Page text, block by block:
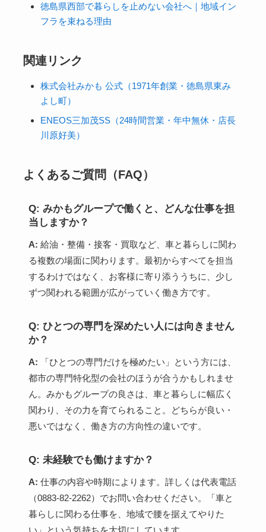
徳島県西部で暮らしを止めない会社へ｜地域イン
フラを束ねる理由
関連リンク
株式会社みかも 公式（1971年創業・徳島県東み
よし町）
ENEOS三加茂SS（24時間営業・年中無休・店長
川原好美）
よくあるご質問（FAQ）
Q: みかもグループで働くと、どんな仕事を担
当しますか？
A: 給油・整備・接客・買取など、車と暮らしに関わ
る複数の場面に関わります。最初からすべてを担当
するわけではなく、お客様に寄り添ううちに、少し
ずつ関われる範囲が広がっていく働き方です。
Q: ひとつの専門を深めたい人には向きません
か？
A: 「ひとつの専門だけを極めたい」という方には、
都市の専門特化型の会社のほうが合うかもしれませ
ん。みかもグループの良さは、車と暮らしに幅広く
関わり、その力を育てられること。どちらが良い・
悪いではなく、働き方の方向性の違いです。
Q: 未経験でも働けますか？
A: 仕事の内容や時期によります。詳しくは代表電話
（0883-82-2262）でお問い合わせください。「車と
暮らしに関わる仕事を、地域で腰を据えてやりた
い」という気持ちを大切にしています。